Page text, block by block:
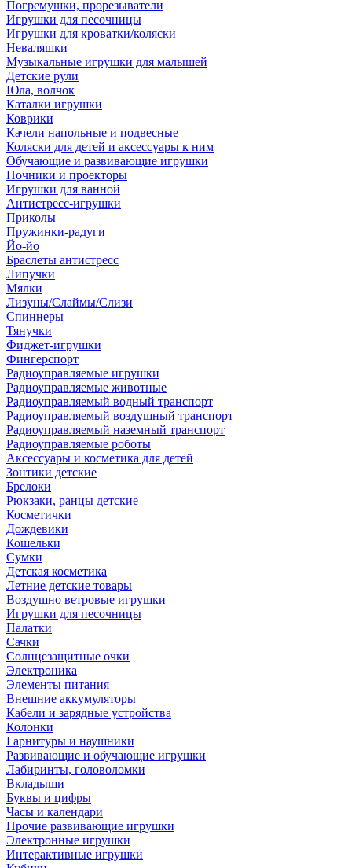
Погремушки, прорезыватели
Игрушки для песочницы
Игрушки для кроватки/коляски
Неваляшки
Музыкальные игрушки для малышей
Детские рули
Юла, волчок
Каталки игрушки
Коврики
Качели напольные и подвесные
Коляски для детей и аксессуары к ним
Обучающие и развивающие игрушки
Ночники и проекторы
Игрушки для ванной
Антистресс-игрушки
Приколы
Пружинки-радуги
Йо-йо
Браслеты антистресс
Липучки
Мялки
Лизуны/Слаймы/Слизи
Спиннеры
Тянучки
Фиджет-игрушки
Фингерспорт
Радиоуправляемые игрушки
Радиоуправляемые животные
Радиоуправляемый водный транспорт
Радиоуправляемый воздушный транспорт
Радиоуправляемый наземный транспорт
Радиоуправляемые роботы
Аксессуары и косметика для детей
Зонтики детские
Брелоки
Рюкзаки, ранцы детские
Косметички
Дождевики
Кошельки
Сумки
Детская косметика
Летние детские товары
Воздушно ветровые игрушки
Игрушки для песочницы
Палатки
Сачки
Солнцезащитные очки
Электроника
Элементы питания
Внешние аккумуляторы
Кабели и зарядные устройства
Колонки
Гарнитуры и наушники
Развивающие и обучающие игрушки
Лабиринты, головоломки
Вкладыши
Буквы и цифры
Часы и календари
Прочие развивающие игрушки
Электронные игрушки
Интерактивные игрушки